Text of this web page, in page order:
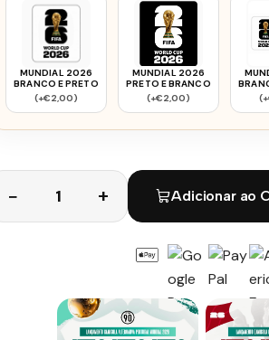
MUNDIAL 2026
BRANCO E PRETO
(+€2,00)
MUNDIAL 2026
PRETO E BRANCO
(+€2,00)
Quantidade
Adicionar ao